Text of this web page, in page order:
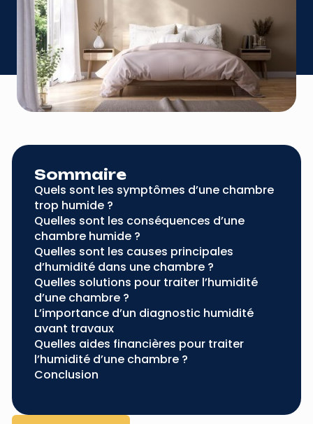
Sommaire
Quels sont les symptômes d’une chambre
trop humide ?
Quelles sont les conséquences d’une
chambre humide ?
Quelles sont les causes principales
d’humidité dans une chambre ?
Quelles solutions pour traiter l’humidité
d’une chambre ?
L’importance d’un diagnostic humidité
avant travaux
Quelles aides financières pour traiter
l’humidité d’une chambre ?
Conclusion